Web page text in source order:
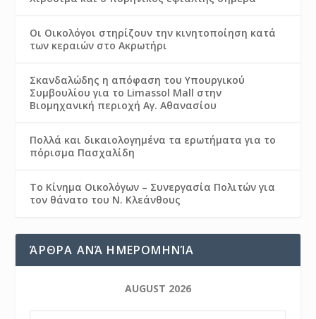
Οι Οικολόγοι στηρίζουν την κινητοποίηση κατά
των κεραιών στο Ακρωτήρι
Σκανδαλώδης η απόφαση του Υπουργικού
Συμβουλίου για το Limassol Mall στην
Βιομηχανική περιοχή Αγ. Αθανασίου
Πολλά και δικαιολογημένα τα ερωτήματα για το
πόρισμα Πασχαλίδη
Το Κίνημα Οικολόγων – Συνεργασία Πολιτών για
τον θάνατο του Ν. Κλεάνθους
ΆΡΘΡΑ ΑΝΆ ΗΜΕΡΟΜΗΝΊΑ
AUGUST 2026